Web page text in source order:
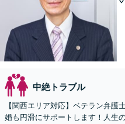
中絶トラブル
【関西エリア対応】ベテラン弁護
婚も円滑にサポートします！人生